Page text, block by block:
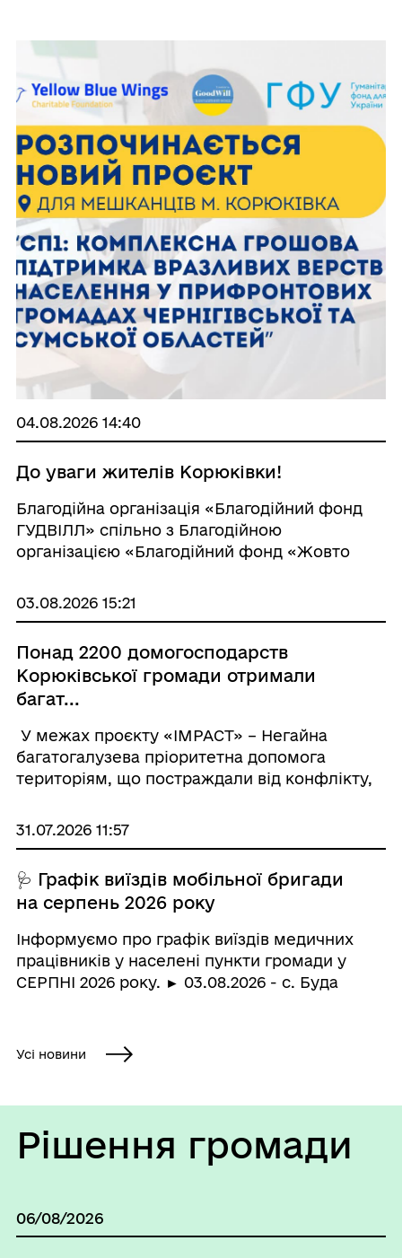
04.08.2026 14:40
До уваги жителів Корюківки!
Благодійна організація «Благодійний фонд
ГУДВІЛЛ» спільно з Благодійною
організацією «Благодійний фонд «Жовто
Гуманітарного фонду для України (ГФУ),
03.08.2026 15:21
Понад 2200 домогосподарств
Корюківської громади отримали
багат...
У межах проєкту «IMPACT» – Негайна
багатогалузева пріоритетна допомога
територіям, що постраждали від конфлікту,
«Благодійний фонд «ГУДВІЛЛ»» у межах
31.07.2026 11:57
🩺 Графік виїздів мобільної бригади
на серпень 2026 року
Інформуємо про графік виїздів медичних
працівників у населені пункти громади у
СЕРПНІ 2026 року. ► 03.08.2026 - с. Буда
сестра медична ЗПСМ ► 06.08....
Усі новини
Рішення громади
06/08/2026